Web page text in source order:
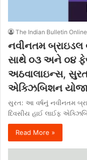
The Indian Bulletin Online
નવીનતમ
સાથે ૦૩ અને ૦૪
અઠવાલાઇન્સ,
એક્ઝિબિશન
સુરત: આ વર્ષનું નવીનતમ
દિવસીય હાઈ લાઈફ
Read More »